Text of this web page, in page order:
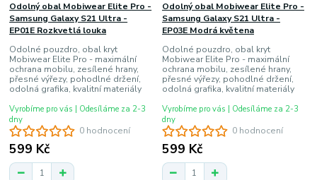
0 hodnocení
Odolný obal Mobiwear Elite Pro -
Samsung Galaxy S21 Ultra -
EP01E Rozkvetlá louka
Odolné pouzdro, obal kryt
Mobiwear Elite Pro - maximální
ochrana mobilu, zesílené hrany,
přesné výřezy, pohodlné držení,
odolná grafika, kvalitní materiály
599 Kč
Vyrobíme pro vás | Odesíláme za 2-3
dny
0 hodnocení
Odolný obal Mobiwear Elite Pro -
Samsung Galaxy S21 Ultra -
EP03E Modrá květena
Odolné pouzdro, obal kryt
Mobiwear Elite Pro - maximální
ochrana mobilu, zesílené hrany,
přesné výřezy, pohodlné držení,
odolná grafika, kvalitní materiály
599 Kč
Vyrobíme pro vás | Odesíláme za 2-3
dny